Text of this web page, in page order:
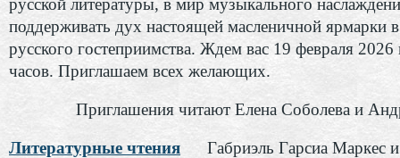
русской литературы, в мир музыкального
поддерживать дух настоящей масленичной ярмарки
русского гостеприимства. Ждем вас 19 февраля 2026
часов. Приглашаем всех желающих.
Приглашения читают Елена Соболева и
Литературные чтения
Габриэль Гарсиа Маркес